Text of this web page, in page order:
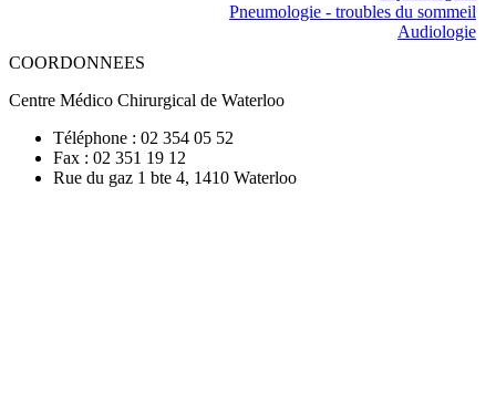
Pneumologie - troubles du sommeil
Audiologie
COORDONNEES
Centre Médico Chirurgical de Waterloo
Téléphone : 02 354 05 52
Fax : 02 351 19 12
Rue du gaz 1 bte 4, 1410 Waterloo